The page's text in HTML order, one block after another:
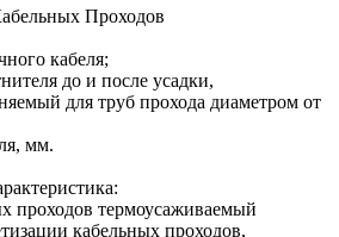
Проходов
кабеля;
до и после усадки,
для труб прохода диаметром от
мм.
проходов термоусаживаемый
кабельных проходов,